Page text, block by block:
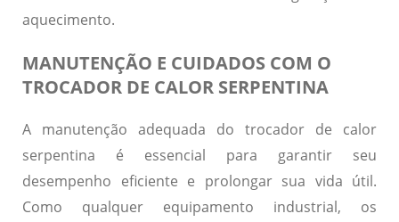
aquecimento.
MANUTENÇÃO E CUIDADOS COM O
TROCADOR DE CALOR SERPENTINA
A manutenção adequada do trocador de calor
serpentina é essencial para garantir seu
desempenho eficiente e prolongar sua vida útil.
Como qualquer equipamento industrial, os